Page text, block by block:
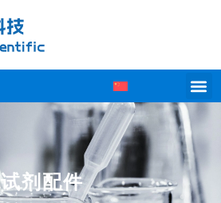
试剂配件